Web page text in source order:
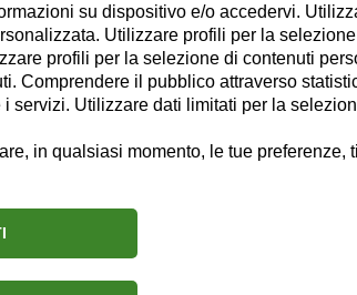
su dispositivo e/o accedervi.
Utilizzare profili per la
profili per la selezione di contenuti
Comprendere il pubblico attraverso
servizi. Utilizzare dati limitati per la
in qualsiasi momento, le tue preferenze,